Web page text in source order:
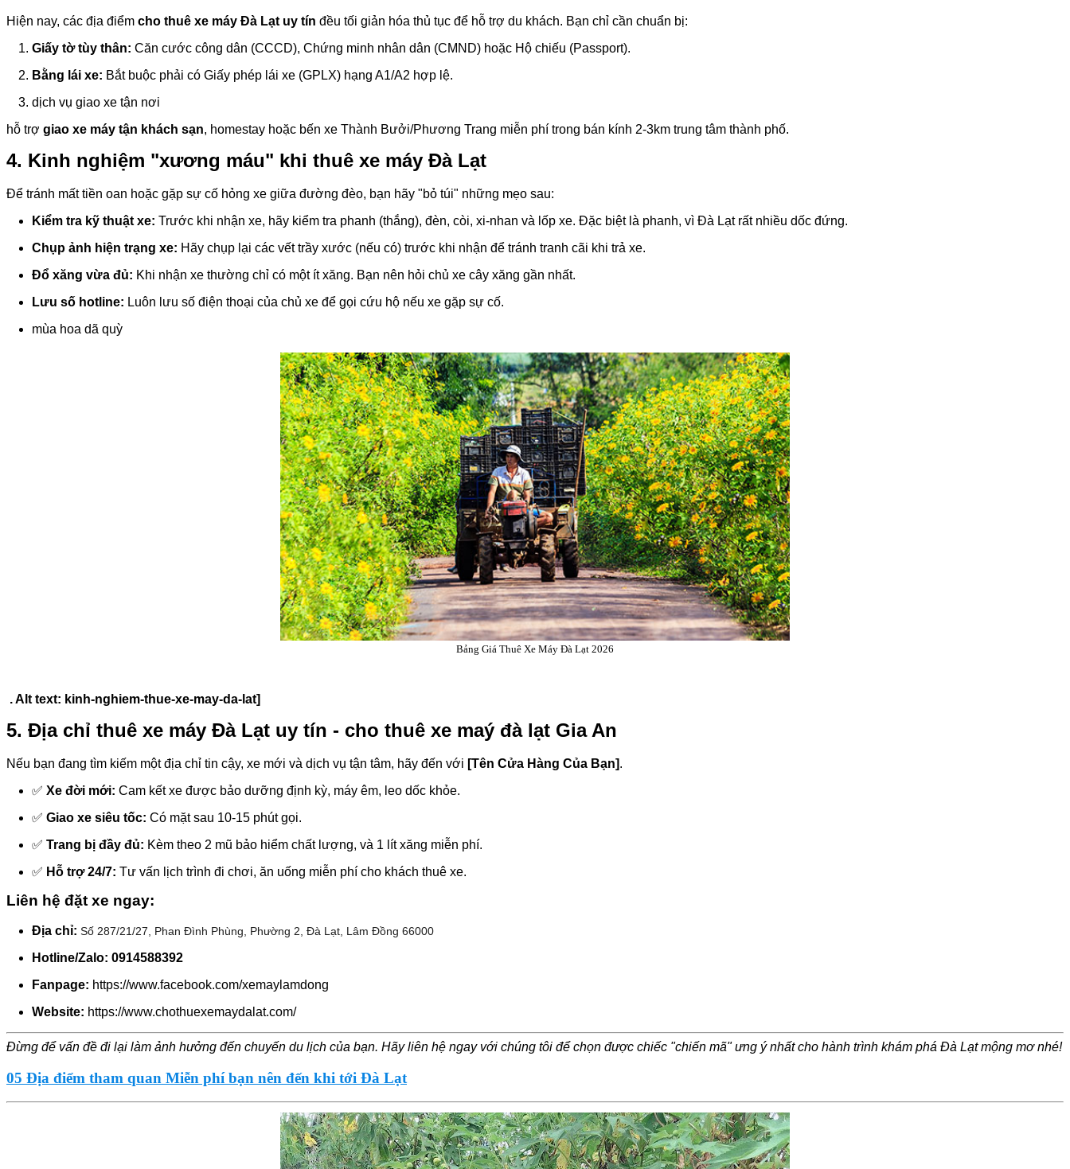
Hiện nay, các địa điểm cho thuê xe máy Đà Lạt uy tín đều tối giản hóa thủ tục để hỗ trợ du khách. Bạn chỉ cần chuẩn bị:
Giấy tờ tùy thân: Căn cước công dân (CCCD), Chứng minh nhân dân (CMND) hoặc Hộ chiếu (Passport).
Bằng lái xe: Bắt buộc phải có Giấy phép lái xe (GPLX) hạng A1/A2 hợp lệ.
dịch vụ giao xe tận nơi
hỗ trợ giao xe máy tận khách sạn, homestay hoặc bến xe Thành Bưởi/Phương Trang miễn phí trong bán kính 2-3km trung tâm thành phố.
4. Kinh nghiệm "xương máu" khi thuê xe máy Đà Lạt
Để tránh mất tiền oan hoặc gặp sự cố hỏng xe giữa đường đèo, bạn hãy "bỏ túi" những mẹo sau:
Kiểm tra kỹ thuật xe: Trước khi nhận xe, hãy kiểm tra phanh (thắng), đèn, còi, xi-nhan và lốp xe. Đặc biệt là phanh, vì Đà Lạt rất nhiều dốc đứng.
Chụp ảnh hiện trạng xe: Hãy chụp lại các vết trầy xước (nếu có) trước khi nhận để tránh tranh cãi khi trả xe.
Đổ xăng vừa đủ: Khi nhận xe thường chỉ có một ít xăng. Bạn nên hỏi chủ xe cây xăng gần nhất.
Lưu số hotline: Luôn lưu số điện thoại của chủ xe để gọi cứu hộ nếu xe gặp sự cố.
mùa hoa dã quỳ
Bảng Giá Thuê Xe Máy Đà Lạt 2026
. Alt text: kinh-nghiem-thue-xe-may-da-lat]
5. Địa chỉ thuê xe máy Đà Lạt uy tín - cho thuê xe maý đà lạt Gia An
Nếu bạn đang tìm kiếm một địa chỉ tin cậy, xe mới và dịch vụ tận tâm, hãy đến với [Tên Cửa Hàng Của Bạn].
✅ Xe đời mới: Cam kết xe được bảo dưỡng định kỳ, máy êm, leo dốc khỏe.
✅ Giao xe siêu tốc: Có mặt sau 10-15 phút gọi.
✅ Trang bị đầy đủ: Kèm theo 2 mũ bảo hiểm chất lượng, và 1 lít xăng miễn phí.
✅ Hỗ trợ 24/7: Tư vấn lịch trình đi chơi, ăn uống miễn phí cho khách thuê xe.
Liên hệ đặt xe ngay:
Địa chỉ: Số 287/21/27, Phan Đình Phùng, Phường 2, Đà Lạt, Lâm Đồng 66000
Hotline/Zalo: 0914588392
Fanpage: https://www.facebook.com/xemaylamdong
Website: https://www.chothuexemaydalat.com/
Đừng để vấn đề đi lại làm ảnh hưởng đến chuyến du lịch của bạn. Hãy liên hệ ngay với chúng tôi để chọn được chiếc "chiến mã" ưng ý nhất cho hành trình khám phá Đà Lạt mộng mơ nhé!
05 Địa điểm tham quan Miễn phí bạn nên đến khi tới Đà Lạt